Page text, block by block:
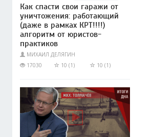
Как спасти свои гаражи от
уничтожения: работающий
(даже в рамках КРТ!!!!)
алгоритм от юристов-
практиков
МИХАИЛ ДЕЛЯГИН
17030
10 (1) 10 (1)